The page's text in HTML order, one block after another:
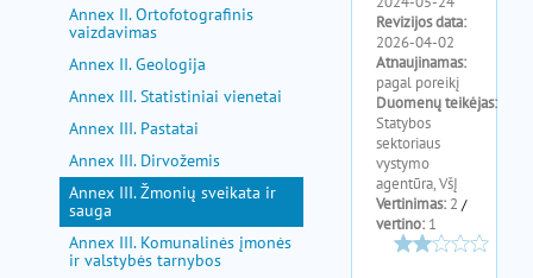
Annex II. Ortofotografinis
vaizdavimas
Annex II. Geologija
Annex III. Statistiniai vienetai
Annex III. Pastatai
Annex III. Dirvožemis
Annex III. Žmonių sveikata ir
sauga
Annex III. Komunalinės įmonės
ir valstybės tarnybos